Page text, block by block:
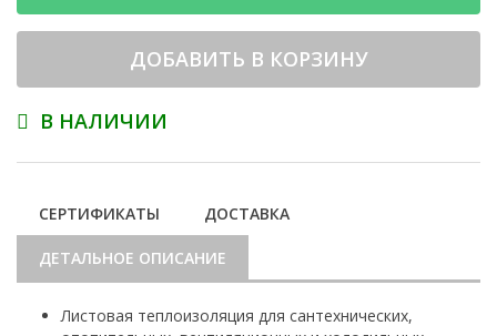
ДОБАВИТЬ В КОРЗИНУ
В НАЛИЧИИ
СЕРТИФИКАТЫ ДОСТАВКА
ДЕТАЛЬНОЕ ОПИСАНИЕ
Листовая теплоизоляция для сантехнических,